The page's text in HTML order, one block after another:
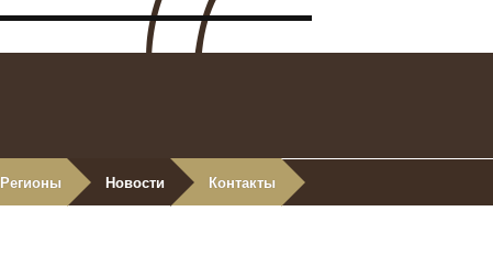
Регионы Новости Контакты